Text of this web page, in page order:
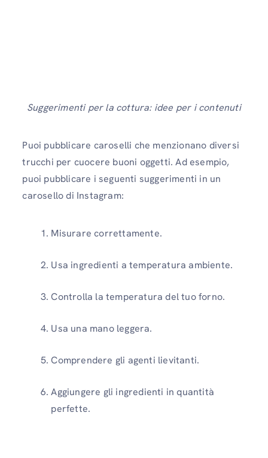
Suggerimenti per la cottura: idee per i contenuti
Puoi pubblicare caroselli che menzionano diversi
trucchi per cuocere buoni oggetti. Ad esempio,
puoi pubblicare i seguenti suggerimenti in un
carosello di Instagram:
Misurare correttamente.
Usa ingredienti a temperatura ambiente.
Controlla la temperatura del tuo forno.
Usa una mano leggera.
Comprendere gli agenti lievitanti.
Aggiungere gli ingredienti in quantità
perfette.